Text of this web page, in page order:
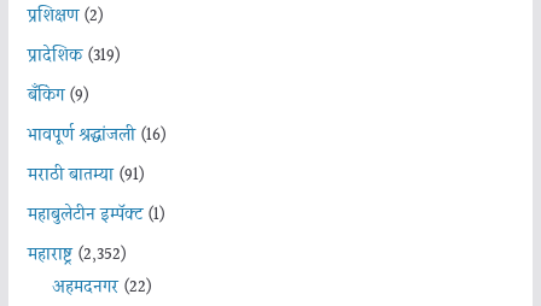
प्रशिक्षण(2)
प्रादेशिक(319)
बँकिंग(9)
भावपूर्ण श्रद्धांजली(16)
मराठी बातम्या(91)
महाबुलेटीन इम्पॅक्ट(1)
महाराष्ट्र(2,352)
अहमदनगर(22)